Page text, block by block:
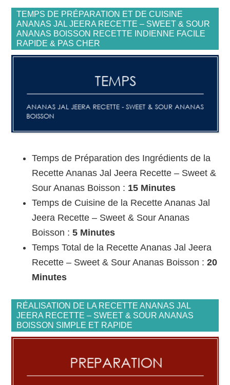
TEMPS DE PRÉPARATION ET DE CUISINE
ANANAS JAL JEERA RECETTE – SWEET & SOUR
ANANAS BOISSON RECETTE INDIENNE FACILE
RAPIDE & PAS CHER
Temps de Préparation des Ingrédients de la
Recette Ananas Jal Jeera Recette – Sweet &
Sour Ananas Boisson : 15 Minutes
Temps de Cuisine de la Recette Ananas Jal
Jeera Recette – Sweet & Sour Ananas
Boisson : 5 Minutes
Temps Total de la Recette Ananas Jal Jeera
Recette – Sweet & Sour Ananas Boisson :20
Minutes
RÉALISATION DE LA RECETTE ANANAS JAL
JEERA RECETTE – SWEET & SOUR ANANAS
BOISSON SIMPLE ET RAPIDE